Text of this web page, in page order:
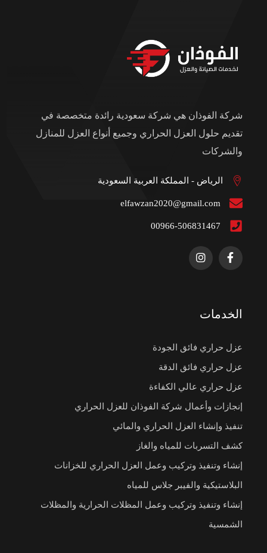
شركة الفوذان هي شركة سعودية رائدة متخصصة في
تقديم حلول العزل الحراري وجميع أنواع العزل للمنازل
والشركات
الرياض - المملكة العربية السعودية
elfawzan2020@gmail.com
00966-506831467
الخدمات
عزل حراري فائق الجودة
عزل حراري فائق الدقة
عزل حراري عالي الكفاءة
إنجازات وأعمال شركة الفوذان للعزل الحراري
تنفيذ وإنشاء العزل الحراري والمائي
كشف التسربات للمياه والغاز
إنشاء وتنفيذ وتركيب وعمل العزل الحراري للخزانات
البلاستيكية والفيبر جلاس للمياه
إنشاء وتنفيذ وتركيب وعمل المظلات الحرارية والمظلات
الشمسية